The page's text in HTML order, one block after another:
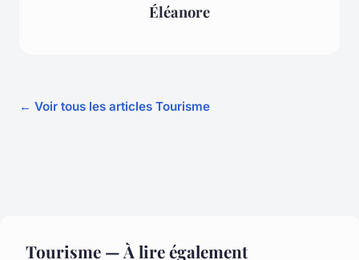
Éléanore
← Voir tous les articles Tourisme
Tourisme — À lire également